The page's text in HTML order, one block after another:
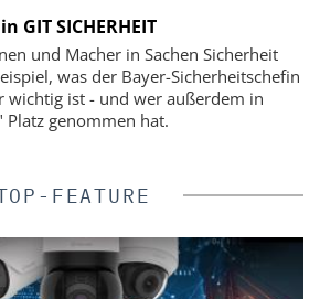
GIT SICHERHEIT
und Macher in Sachen Sicherheit
was der Bayer-Sicherheitschefin
wichtig ist - und wer außerdem in
Platz genommen hat.
FEATURE